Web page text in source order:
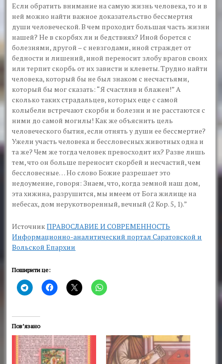
Если обратить внимание на самую жизнь человека, то и в
ней можно найти важное доказательство бессмертия
души человеческой. В чем проходит большая часть жизни
нашей? Не в скорбях ли и бедствиях? Иной борется с
болезнями, другой – с невзгодами, иной страждет от
бедности и лишений, иной переносит злобу врагов своих
или терпит скорбь от их зависти и клеветы. Трудно найти
человека, который бы не был знаком с несчастьями,
который бы мог сказать: “Я счастлив и блажен!” А
сколько таких страдальцев, которых еще с самой
колыбели встречают скорби и болезни и не расстаются с
ними до самой могилы! Как же объяснить цель
человеческого бытия, если отнять у души ее бессмертие?
Ужели участь человека и бессловесных животных одна и
та же? Чем же тогда человек превосходит их? Разве лишь
тем, что он больше переносит скорбей и несчастий, чем
бессловесные… Но слово Божие разрешает это
недоумение, говоря: Знаем, что, когда земной наш дом,
эта хижина, разрушится, мы имеем от Бога жилище на
небесах, дом нерукотворенный, вечный (2 Кор. 5, 1).”
ИсточникПРАВОСЛАВИЕ И СОВРЕМЕННОСТЬ
Информационно-аналитический портал Саратовской и
Вольской Епархии
Поширити це:
Пов’язано